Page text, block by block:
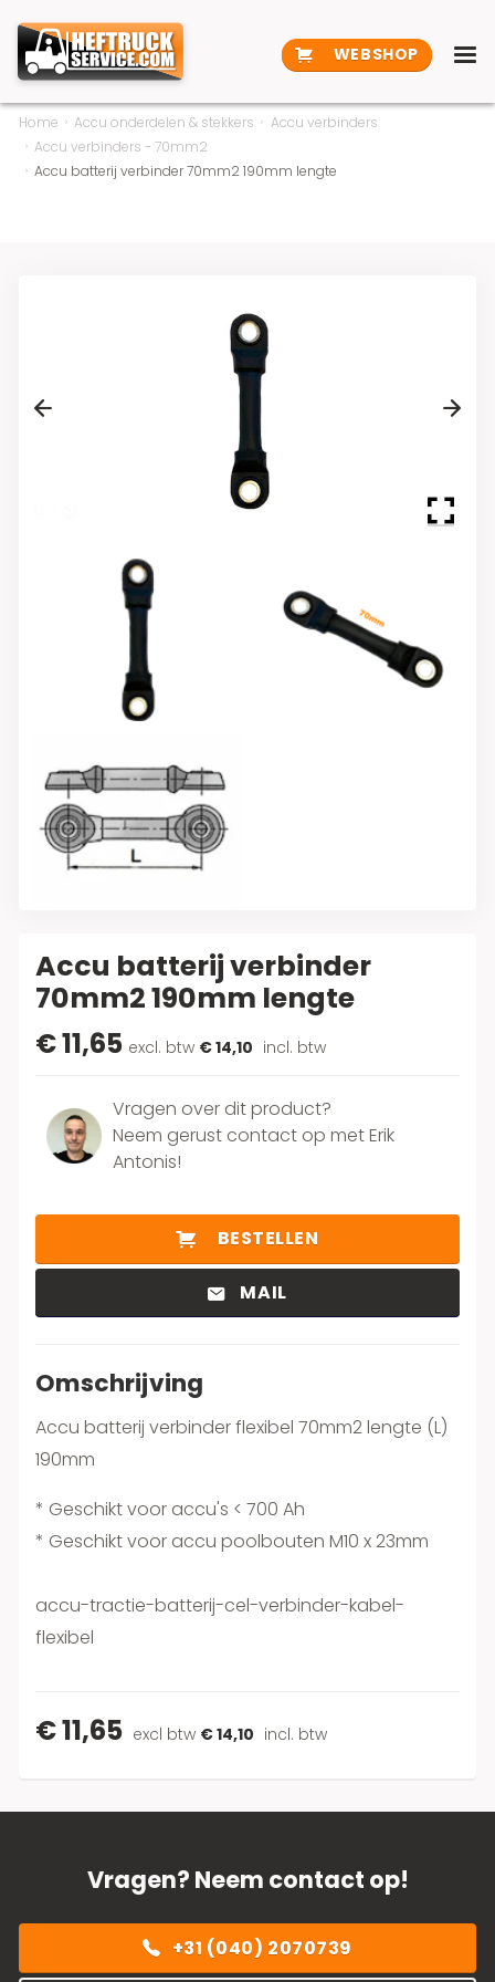
WEBSHOP
Home Accu onderdelen & stekkers
Accu verbinders
Accu verbinders - 70mm2
Accu batterij verbinder 70mm2 190mm lengte
Previous Next
Accu batterij verbinder
70mm2 190mm lengte
€ 11,65 excl. btw € 14,10 incl. btw
Vragen over dit product?
Neem gerust contact op met Erik
Antonis!
BESTELLEN
MAIL
Omschrijving
Accu batterij verbinder flexibel 70mm2 lengte (L)
190mm
* Geschikt voor accu's < 700 Ah
* Geschikt voor accu poolbouten M10 x 23mm
accu-tractie-batterij-cel-verbinder-kabel-
flexibel
€ 11,65 excl btw € 14,10 incl. btw
Vragen? Neem contact op!
+31 (040) 2070739